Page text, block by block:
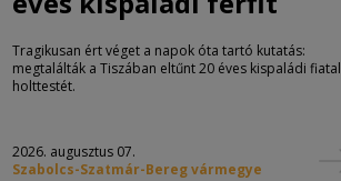
Tragikusan ért véget a napok óta tartó kutatás:
megtalálták a Tiszában eltűnt 20 éves kispaládi fiatal
holttestét.
2026. augusztus 07.
Szabolcs-Szatmár-Bereg vármegye